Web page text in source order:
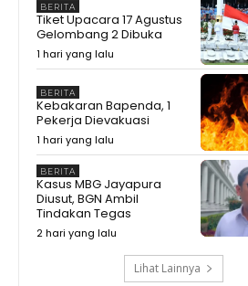
Tak Disangka! Gegara
Curhat Mahasiswa,
Amran Langsung
Bulog
09:22
Mengapa Mentan
Sampai Bayari Kos
2 Tahun? Awalnya
Dengar Curhat Soal
08:54
Prabowo Kumpulkan
Pelajaran Asia
Kurikulum RI Mau
Kenapa Prabowo
Kumpulkan Buku
Asean? #shorts
02:15
BERITA
Tiket Upacara 17 Agustus
Gelombang 2 Dibuka
1 hari yang lalu
BERITA
Kebakaran Bapenda, 1
Pekerja Dievakuasi
1 hari yang lalu
BERITA
Kasus MBG Jayapura
Diusut, BGN Ambil
Tindakan Tegas
2 hari yang lalu
Lihat Lainnya